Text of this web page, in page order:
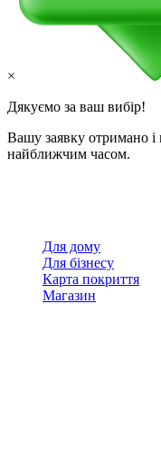
×
Дякуємо за ваш вибір!
Вашу заявку отримано
найближчим часом.
Для дому
Для бізнесу
Карта покриття
Магазин